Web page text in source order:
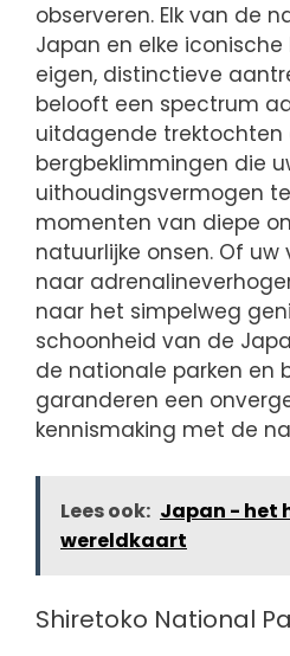
observeren. Elk van de
Japan en elke
eigen, distinctieve
belooft een spectrum
uitdagende trektochten
bergbeklimmingen die
uithoudingsvermogen
momenten van diepe
natuurlijke onsen. Of
naar
naar het simpelweg
schoonheid van de
de nationale parken en
garanderen een
kennismaking met de
Lees ook: Japan - het
wereldkaart
Shiretoko National